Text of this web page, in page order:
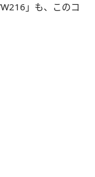
」も、このコ